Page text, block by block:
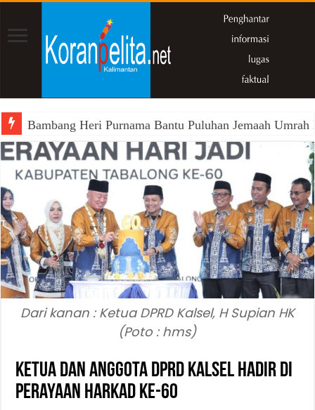
Bambang Heri Purnama Bantu Puluhan Jemaah
Dari kanan : Ketua DPRD Kalsel, H Supian HK
(Poto : hms)
Ketua dan Anggota DPRD Kalsel Hadir di
Perayaan Harkad Ke-60